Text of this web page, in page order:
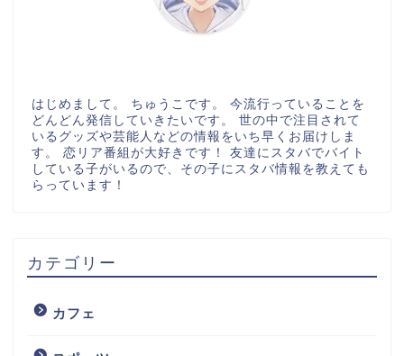
はじめまして。 ちゅうこです。 今流行っていることを
どんどん発信していきたいです。 世の中で注目されて
いるグッズや芸能人などの情報をいち早くお届けしま
す。 恋リア番組が大好きです！ 友達にスタバでバイト
している子がいるので、その子にスタバ情報を教えても
らっています！
カテゴリー
カフェ